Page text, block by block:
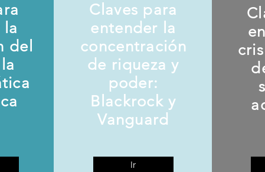
la
del
Claves para
entender la
concentración
de riqueza y
poder:
Blackrock y
Vanguard
Ir